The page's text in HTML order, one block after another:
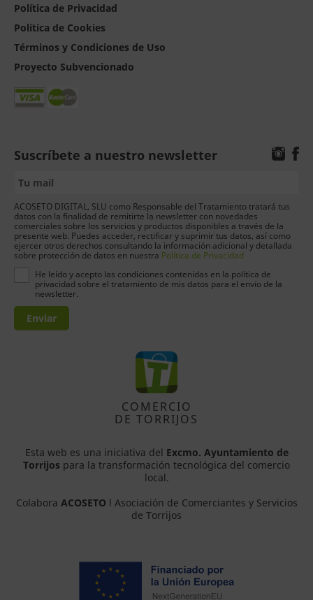
Política de Privacidad
Política de Cookies
Términos y Condiciones de Uso
Proyecto Subvencionado
Suscríbete a nuestro newsletter
ACOSETO DIGITAL, SLU como Responsable del Tratamiento tratará tus
datos con la finalidad de remitirte la newsletter con novedades
comerciales sobre los servicios y productos disponibles a través de la
presente web. Puedes acceder, rectificar y suprimir tus datos, así como
ejercer otros derechos consultando la información adicional y detallada
sobre protección de datos en nuestra Política de Privacidad
He leído y acepto las condiciones contenidas en la política de
privacidad sobre el tratamiento de mis datos para el envío de la
newsletter.
Enviar
COMERCIO
DE TORRIJOS
Esta web es una iniciativa del Excmo. Ayuntamiento de
Torrijos para la transformación tecnológica del comercio
local.
Colabora ACOSETO l Asociación de Comerciantes y Servicios
de Torrijos